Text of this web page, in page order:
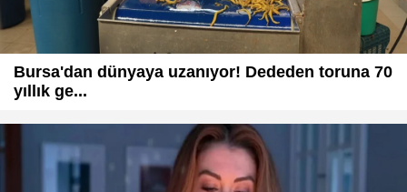
Bursa'dan dünyaya uzanıyor! Dededen toruna 70
yıllık ge...